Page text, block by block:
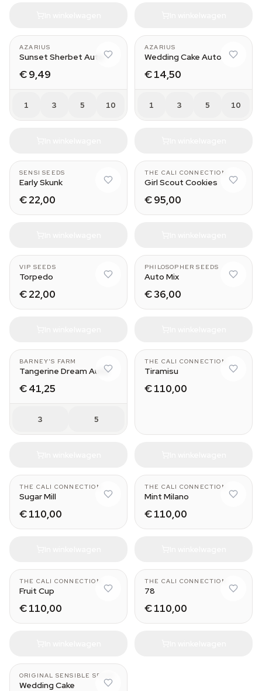
AZARIUS
Sunset Sherbet Auto
€ 9,49
1 3 5 10
AZARIUS
Wedding Cake Auto
€ 14,50
1 3 5 10
SENSI SEEDS
Early Skunk
€ 22,00
THE CALI CONNECTION
Girl Scout Cookies
€ 95,00
VIP SEEDS
Torpedo
€ 22,00
PHILOSOPHER SEEDS
Auto Mix
€ 36,00
BARNEY'S FARM
Tangerine Dream Auto
€ 41,25
3 5
THE CALI CONNECTION
Tiramisu
€ 110,00
THE CALI CONNECTION
Sugar Mill
€ 110,00
THE CALI CONNECTION
Mint Milano
€ 110,00
THE CALI CONNECTION
Fruit Cup
€ 110,00
THE CALI CONNECTION
78
€ 110,00
ORIGINAL SENSIBLE SEEDS
Wedding Cake